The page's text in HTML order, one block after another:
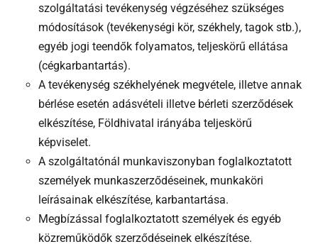
szolgáltatási tevékenység végzéséhez szükséges
módosítások (tevékenységi kör, székhely, tagok stb.),
egyéb jogi teendők folyamatos, teljeskörű ellátása
(cégkarbantartás).
A tevékenység székhelyének megvétele, illetve annak
bérlése esetén adásvételi illetve bérleti szerződések
elkészítése, Földhivatal irányába teljeskörű
képviselet.
A szolgáltatónál munkaviszonyban foglalkoztatott
személyek munkaszerződéseinek, munkaköri
leírásainak elkészítése, karbantartása.
Megbízással foglalkoztatott személyek és egyéb
közreműködők szerződéseinek elkészítése.